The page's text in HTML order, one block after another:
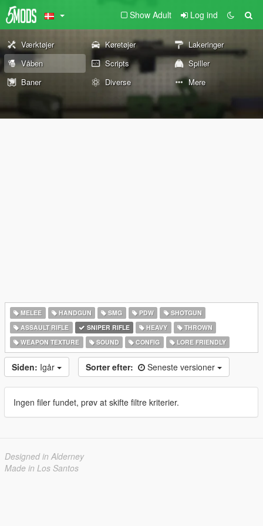
Show Adult Log ind
Værktøjer Køretøjer
Lakeringer
Våben
Scripts
Spiller
Baner
Diverse Mere
MELEE HANDGUN SMG PDW
SHOTGUN
ASSAULT RIFLE
SNIPER RIFLE HEAVY
THROWN
WEAPON TEXTURE
SOUND CONFIG LORE FRIENDLY
Siden: Igår Sorter efter: Seneste versioner
Ingen filer fundet, prøv at skifte filtre kriterier.
Designed in Alderney
Made in Los Santos